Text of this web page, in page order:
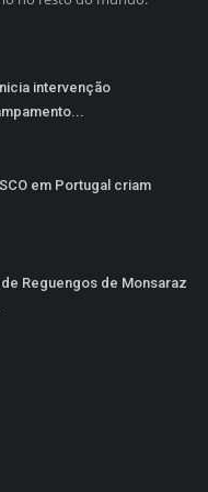
intervenção
em Portugal criam
Reguengos de Monsaraz